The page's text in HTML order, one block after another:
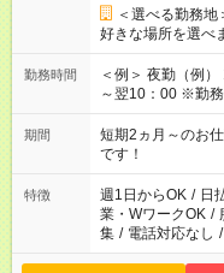
＜選べる勤務
好きな場所を選べ
勤務時間
＜例＞ 夜勤（例
～翌10：00 ※勤務時間
みたい」 「しっ
い」など ご希望にあ
の方の場合は1～
仕事に慣れてからの夜勤にな
必要な場合も遠慮
期間
短期2ヵ月～のお
です！
特徴 週1日からOK / 日
業・WワークOK /
集 / 電話対応なし /